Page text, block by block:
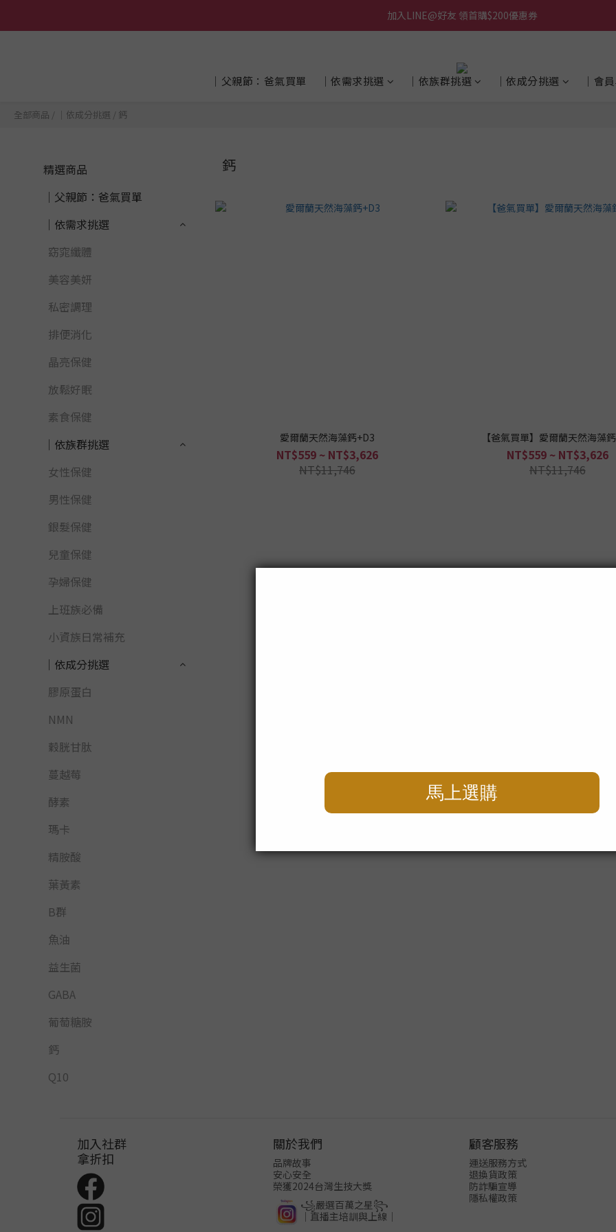
加入LINE@好友 領首購$200優惠券
│父親節：爸氣買單 │依需求挑選 │依族群挑選 │依成分挑選 │會
全部商品 / │依成分挑選 / 鈣
精選商品
│父親節：爸氣買單
│依需求挑選
窈窕纖體
美容美妍
私密調理
排便消化
晶亮保健
放鬆好眠
素食保健
│依族群挑選
女性保健
男性保健
銀髮保健
兒童保健
孕婦保健
上班族必備
小資族日常補充
│依成分挑選
膠原蛋白
NMN
穀胱甘肽
蔓越莓
酵素
瑪卡
精胺酸
葉黃素
B群
魚油
益生菌
GABA
葡萄糖胺
鈣
Q10
鈣
愛爾蘭天然海藻鈣+D3
NT$559 ~ NT$3,626
NT$11,746
【爸氣買單】愛爾蘭天然海藻
NT$559 ~ NT$3,626
NT$11,746
加入社群
拿折扣
關於我們
品牌故事
安心安全
榮獲2024台灣生技大獎
꧁嚴選百萬之星꧂
│直播主培訓與上線│
顧客服務
運送服務方式
退換貨政策
防詐騙宣導
隱私權政策